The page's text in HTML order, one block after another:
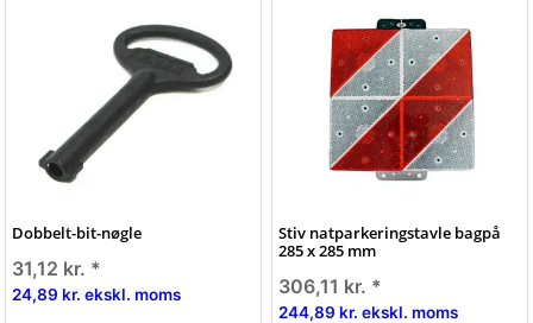
Dobbelt-bit-nøgle
31,12 kr. *
24,89 kr. ekskl. moms
Stiv natparkeringstavle bagpå
285 x 285 mm
306,11 kr. *
244,89 kr. ekskl. moms